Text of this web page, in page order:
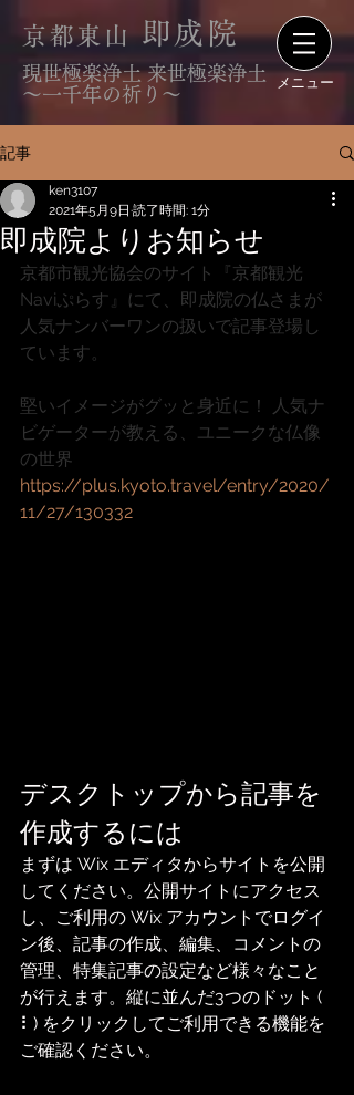
京都東山即成院
現世極楽浄土 来世極楽浄土
〜一千年の祈り〜
メニュー
記事
即成院よりお知らせ
ken3107
2021年5月9日 読了時間: 1分
京都市観光協会のサイト『京都観光
Naviぷらす』にて、即成院の仏さまが
人気ナンバーワンの扱いで記事登場し
ています。
堅いイメージがグッと身近に！ 人気ナ
ビゲーターが教える、ユニークな仏像
の世界
https://plus.kyoto.travel/entry/2020/
11/27/130332
デスクトップから記事を
作成するには
まずは Wix エディタからサイトを公開
してください。公開サイトにアクセス
し、ご利用の Wix アカウントでログイ
ン後、記事の作成、編集、コメントの
管理、特集記事の設定など様々なこと
が行えます。縦に並んだ3つのドット (
⠇) をクリックしてご利用できる機能を
ご確認ください。